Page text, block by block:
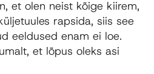
et olen neist kõige kiirem,
rapsida, siis see
eeldused enam ei loe.
et lõpus oleks asi